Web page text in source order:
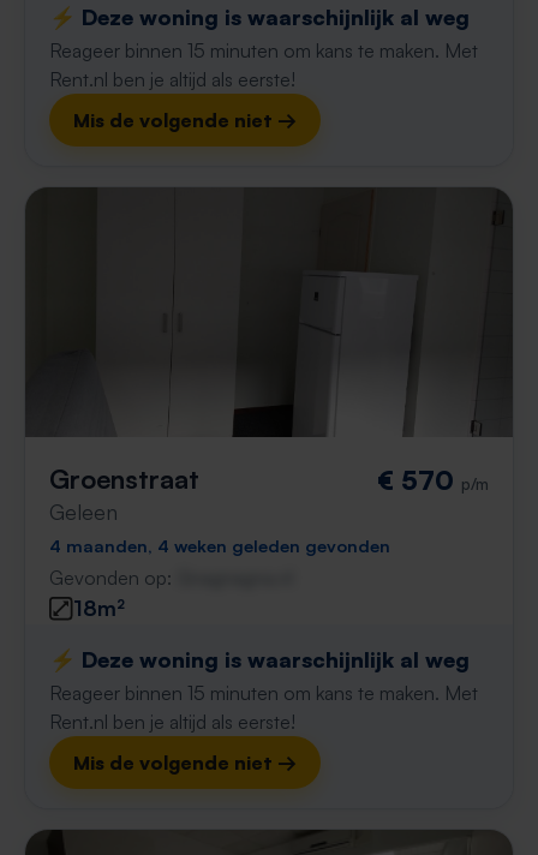
⚡️ Deze woning is waarschijnlijk al weg
Reageer binnen 15 minuten om kans te maken. Met
Rent.nl ben je altijd als eerste!
Mis de volgende niet →
Groenstraat
Geleen
€ 570 p/m
4 maanden, 4 weken geleden gevonden
Gevonden op:
18m²
⚡️ Deze woning is waarschijnlijk al weg
Reageer binnen 15 minuten om kans te maken. Met
Rent.nl ben je altijd als eerste!
Mis de volgende niet →